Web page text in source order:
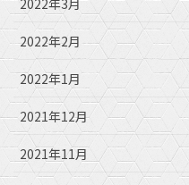
2022年2月
2022年1月
2021年12月
2021年11月